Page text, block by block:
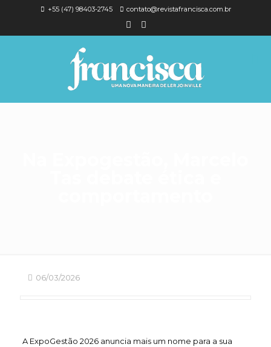
+55 (47) 98403-2745 contato@revistafrancisca.com.br
06/03/2026
A ExpoGestão 2026 anuncia mais um nome para a sua